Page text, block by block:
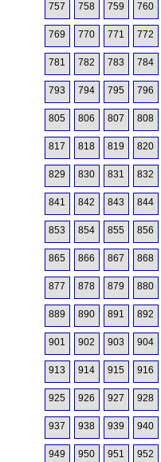
757 758 759 760
769 770 771 772
781 782 783 784
793 794 795 796
805 806 807 808
817 818 819 820
829 830 831 832
841 842 843 844
853 854 855 856
865 866 867 868
877 878 879 880
889 890 891 892
901 902 903 904
913 914 915 916
925 926 927 928
937 938 939 940
949 950 951 952